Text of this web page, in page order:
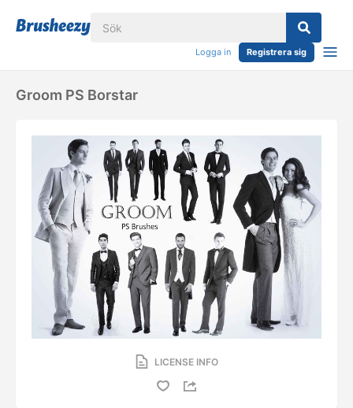
Logga in Registrera sig
Groom PS Borstar
LICENSE INFO